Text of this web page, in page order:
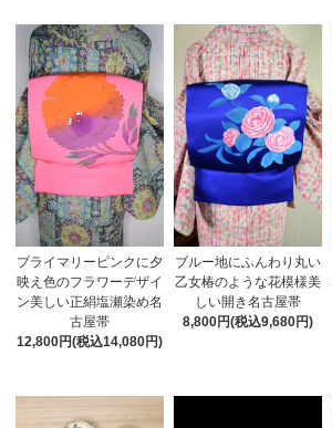
プライマリーピンクに夕
映え色のフラワーデザイ
ン美しい正絹塩瀬染め名
古屋帯
12,800円(税込14,080円)
ブルー地にふんわり丸い
乙女椿のような花模様美
しい開き名古屋帯
8,800円(税込9,680円)